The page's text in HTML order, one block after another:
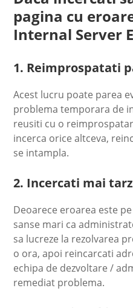
pagina cu
Internal Server
1. Reimprospatati
Acest lucru poate parea
problema temporara de
reusiti cu o
incerca orice altceva,
se intampla.
2. Incercati mai
Deoarece eroarea este
sanse mari ca
sa lucreze la rezolvarea
o ora, apoi reincarcati
echipa de dezvoltare /
remediat problema.